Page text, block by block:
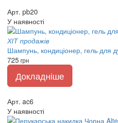
Арт. pb20
У наявності
ХІТ продажів
Шампунь, кондиціонер, гель для
725грн
Докладніше
Арт. ac6
У наявності